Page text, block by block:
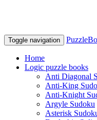
Toggle navigation
Home
Logic puzzle books
Anti Diagonal
Anti-King
Anti-Knight
Argyle Sudoku
Asterisk